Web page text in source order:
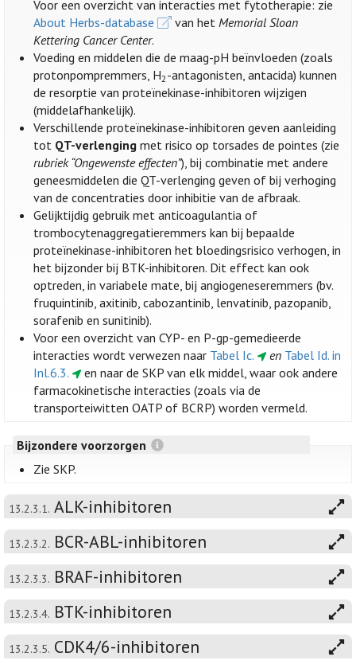
Voor een overzicht van interacties met fytotherapie: zie
About Herbs-database
van hetMemorial Sloan
Kettering Cancer Center.
Voeding en middelen die de maag-pH beïnvloeden (zoals
protonpompremmers, H2-antagonisten, antacida) kunnen
de resorptie van proteïnekinase-inhibitoren wijzigen
(middelafhankelijk).
Verschillende proteïnekinase-inhibitoren geven aanleiding
tot QT-verlenging met risico op torsades de pointes (zie
rubriek “Ongewenste effecten”), bij combinatie met andere
geneesmiddelen die QT-verlenging geven of bij verhoging
van de concentraties door inhibitie van de afbraak.
Gelijktijdig gebruik met anticoagulantia of
trombocytenaggregatieremmers kan bij bepaalde
proteïnekinase-inhibitoren het bloedingsrisico verhogen, in
het bijzonder bij BTK-inhibitoren. Dit effect kan ook
optreden, in variabele mate, bij angiogeneseremmers (bv.
fruquintinib, axitinib, cabozantinib, lenvatinib, pazopanib,
sorafenib en sunitinib).
Voor een overzicht van CYP- en P-gp-gemedieerde
interacties wordt verwezen naar Tabel Ic. en Tabel Id. in
Inl.6.3.
en naar de SKP van elk middel, waar ook andere
farmacokinetische interacties (zoals via de
transporteiwitten OATP of BCRP) worden vermeld.
Bijzondere voorzorgen
Zie SKP.
13.2.3.1. ALK-inhibitoren
13.2.3.2. BCR-ABL-inhibitoren
13.2.3.3. BRAF-inhibitoren
13.2.3.4. BTK-inhibitoren
13.2.3.5. CDK4/6-inhibitoren